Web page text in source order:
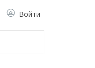
Войти